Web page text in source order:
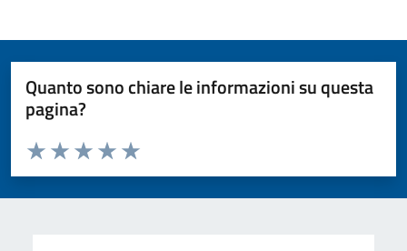
Quanto sono chiare le informazioni su questa
pagina?
Valuta da 1 a 5 stelle la pagina
Valuta 5 stelle su 5
Valuta 4 stelle su 5
Valuta 3 stelle su 5
Valuta 2 stelle su 5
Valuta 1 stelle su 5